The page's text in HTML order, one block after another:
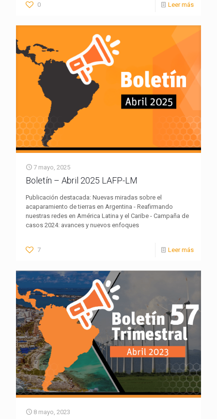
0 Leer más
7 mayo, 2025
Boletín – Abril 2025 LAFP-LM
Publicación destacada: Nuevas miradas sobre el
acaparamiento de tierras en Argentina - Reafirmando
nuestras redes en América Latina y el Caribe - Campaña de
casos 2024: avances y nuevos enfoques
7 Leer más
8 mayo, 2023